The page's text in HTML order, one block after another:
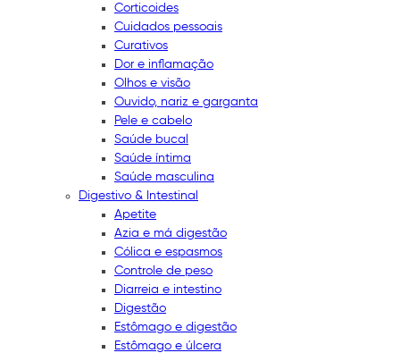
Corticoides
Cuidados pessoais
Curativos
Dor e inflamação
Olhos e visão
Ouvido, nariz e garganta
Pele e cabelo
Saúde bucal
Saúde íntima
Saúde masculina
Digestivo & Intestinal
Apetite
Azia e má digestão
Cólica e espasmos
Controle de peso
Diarreia e intestino
Digestão
Estômago e digestão
Estômago e úlcera